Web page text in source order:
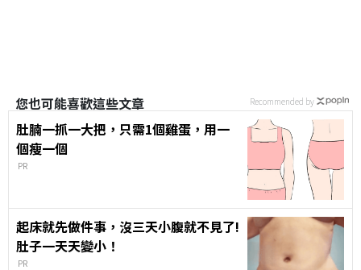
您也可能喜歡這些文章
肚腩一抓一大把，只需1個雞蛋，用一
個瘦一個
PR
起床就先做件事，沒三天小腹就不見了!
肚子一天天變小！
PR
Recommended by